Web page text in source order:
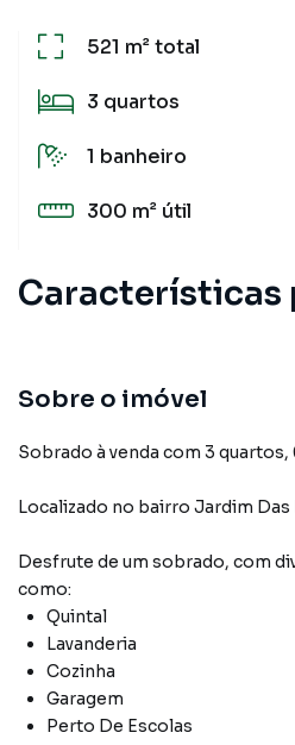
521 m²total
3 quartos
1 banheiro
300 m² útil
Características
Sobre o imóvel
Sobrado à venda com 3 quartos,
Localizado no bairro Jardim Das
Desfrute de um sobrado, com
como:
Quintal
Lavanderia
Cozinha
Garagem
Perto De Escolas